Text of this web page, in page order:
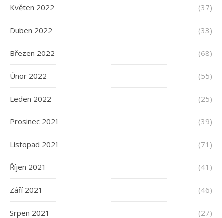
Květen 2022 (37)
Duben 2022 (33)
Březen 2022 (68)
Únor 2022 (55)
Leden 2022 (25)
Prosinec 2021 (39)
Listopad 2021 (71)
Říjen 2021 (41)
Září 2021 (46)
Srpen 2021 (27)